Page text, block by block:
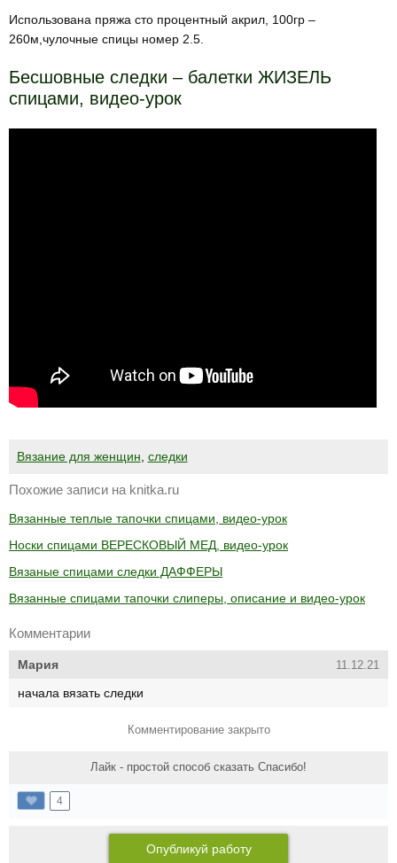
Использована пряжа сто процентный акрил, 100гр –
260м,чулочные спицы номер 2.5.
Бесшовные следки – балетки ЖИЗЕЛЬ
спицами, видео-урок
Вязание для женщин, следки
Похожие записи на knitka.ru
Вязанные теплые тапочки спицами, видео-урок
Носки спицами ВЕРЕСКОВЫЙ МЕД, видео-урок
Вязаные спицами следки ДАФФЕРЫ
Вязанные спицами тапочки слиперы, описание и видео-урок
Комментарии
Мария 11.12.21
начала вязать следки
Комментирование закрыто
Лайк - простой способ сказать Спасибо!
4
Опубликуй работу